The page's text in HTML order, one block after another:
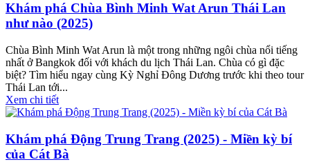
Khám phá Chùa Bình Minh Wat Arun Thái Lan
như nào (2025)
Chùa Bình Minh Wat Arun là một trong những ngôi chùa nổi tiếng
nhất ở Bangkok đối với khách du lịch Thái Lan. Chùa có gì đặc
biệt? Tìm hiểu ngay cùng Kỳ Nghỉ Đông Dương trước khi theo tour
Thái Lan tới...
Xem chi tiết
Khám phá Động Trung Trang (2025) - Miền kỳ bí
của Cát Bà